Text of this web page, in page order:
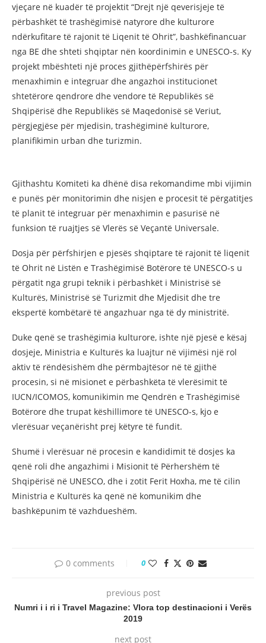
vjeçare në kuadër të projektit “Drejt një qeverisjeje të
përbashkët të trashëgimisë natyrore dhe kulturore
ndërkufitare të rajonit të Liqenit të Ohrit”, bashkëfinancuar
nga BE dhe shteti shqiptar nën koordinimin e UNESCO-s. Ky
projekt mbështeti një proces gjithëpërfshirës për
menaxhimin e integruar dhe angazhoi institucionet
shtetërore qendrore dhe vendore të Republikës së
Shqipërisë dhe Republikës së Maqedonisë së Veriut,
përgjegjëse për mjedisin, trashëgiminë kulturore,
planifikimin urban dhe turizmin.
Gjithashtu Komiteti ka dhënë disa rekomandime mbi vijimin
e punës për monitorimin dhe nisjen e procesit të përgatitjes
të planit të integruar për menaxhimin e pasurisë në
funksion të ruajtjes së Vlerës së Veçantë Universale.
Dosja për përfshirjen e pjesës shqiptare të rajonit të liqenit
të Ohrit në Listën e Trashëgimisë Botërore të UNESCO-s u
përgatit nga grupi teknik i përbashkët i Ministrisë së
Kulturës, Ministrisë së Turizmit dhe Mjedisit dhe tre
ekspertë kombëtarë të angazhuar nga të dy ministritë.
Duke qenë se trashëgimia kulturore, ishte një pjesë e kësaj
dosjeje, Ministria e Kulturës ka luajtur në vijimësi një rol
aktiv të rëndësishëm dhe përmbajtësor në të gjithë
procesin, si në misionet e përbashkëta të vlerësimit të
IUCN/ICOMOS, komunikimin me Qendrën e Trashëgimisë
Botërore dhe trupat këshillimore të UNESCO-s, kjo e
vlerësuar veçanërisht prej këtyre të fundit.
Shumë i vlerësuar në procesin e kandidimit të dosjes ka
qenë roli dhe angazhimi i Misionit të Përhershëm të
Shqipërisë në UNESCO, dhe i zotit Ferit Hoxha, me të cilin
Ministria e Kulturës ka qenë në komunikim dhe
bashkëpunim të vazhdueshëm.
0 comments 0
previous post
Numri i i ri i Travel Magazine: Vlora top destinacioni i Verës
2019
next post